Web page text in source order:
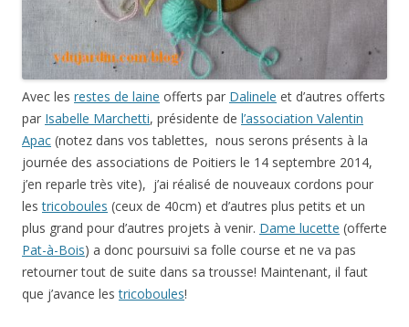
Avec les restes de laine offerts par Dalinele et d’autres offerts
par Isabelle Marchetti, présidente de l’association Valentin
Apac (notez dans vos tablettes, nous serons présents à la
journée des associations de Poitiers le 14 septembre 2014,
j’en reparle très vite), j’ai réalisé de nouveaux cordons pour
lestricoboules (ceux de 40cm) et d’autres plus petits et un
plus grand pour d’autres projets à venir. Dame lucette (offerte
Pat-à-Bois) a donc poursuivi sa folle course et ne va pas
retourner tout de suite dans sa trousse! Maintenant, il faut
que j’avance lestricoboules!